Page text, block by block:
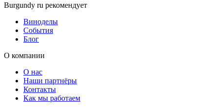
Burgundy ru рекомендует
Виноделы
События
Блог
О компании
О нас
Наши партнёры
Контакты
Как мы работаем